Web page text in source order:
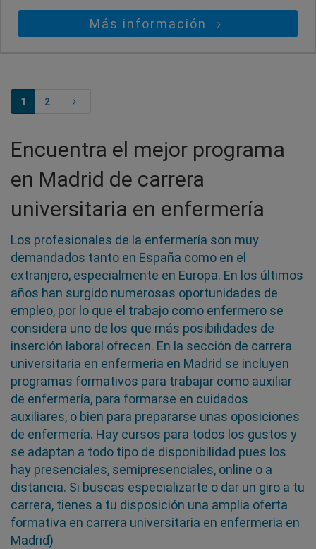
Más información
1 2
Encuentra el mejor programa
en Madrid de carrera
universitaria en enfermería
Los profesionales de la enfermería son muy
demandados tanto en España como en el
extranjero, especialmente en Europa. En los últimos
años han surgido numerosas oportunidades de
empleo, por lo que el trabajo como enfermero se
considera uno de los que más posibilidades de
inserción laboral ofrecen. En la sección de carrera
universitaria en enfermeria en Madrid se incluyen
programas formativos para trabajar como auxiliar
de enfermería, para formarse en cuidados
auxiliares, o bien para prepararse unas oposiciones
de enfermería. Hay cursos para todos los gustos y
se adaptan a todo tipo de disponibilidad pues los
hay presenciales, semipresenciales, online o a
distancia. Si buscas especializarte o dar un giro a tu
carrera, tienes a tu disposición una amplia oferta
formativa en carrera universitaria en enfermeria en
Madrid)